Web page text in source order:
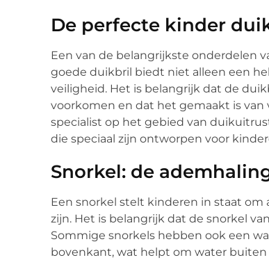
De perfecte kinder
Een van de belangrijkste onderdelen
goede duikbril biedt niet alleen een
veiligheid. Het is belangrijk dat de
voorkomen en dat het gemaakt is van
specialist op het gebied van
die speciaal zijn ontworpen voor
Snorkel: de
Een snorkel stelt kinderen in staat
zijn. Het is belangrijk dat de snorkel
Sommige snorkels hebben ook een
bovenkant, wat helpt om water